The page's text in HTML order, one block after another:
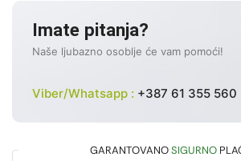
Imate pitanja?
Naše ljubazno osoblje će vam pomoći!
Viber/Whatsapp : +387 61 355 560
GARANTOVANOSIGURNO